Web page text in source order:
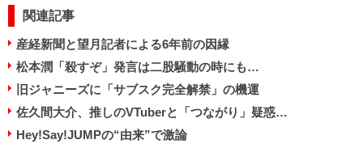
関連記事
産経新聞と望月記者による6年前の因縁
松本潤「殺すぞ」発言は二股騒動の時にも…
旧ジャニーズに「サブスク完全解禁」の機運
佐久間大介、推しのVTuberと「つながり」疑惑…
Hey!Say!JUMPの“由来”で激論